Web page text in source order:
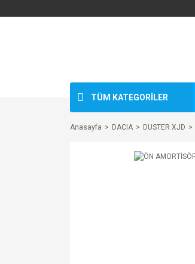
TÜM KATEGORİLER
Anasayfa DACIA DUSTER XJD